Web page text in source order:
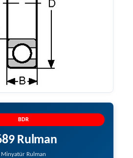
BDR
Rulman
Minyatür Rulman